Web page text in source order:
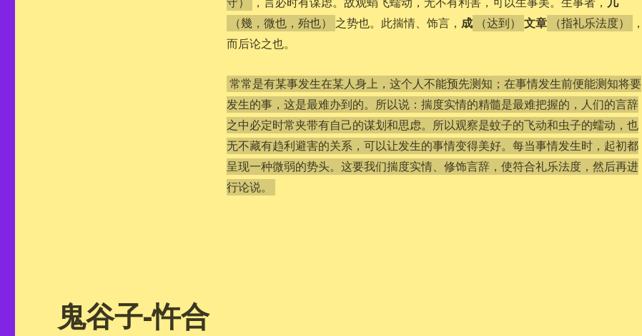
（幾，微也，殆也） 之势也。此揣情、饰言， 成 （达到） 文章 （指礼乐法度）
，
而后论之也。
常常是有某事发生在某人身上，这个人不能预先测知；在事情发生前便能测知将要
发生的事，这是最难办到的。所以说：揣度实情的精髓是最难把握的，人们的言辞
之中必定时常夹带有自己的谋划和思虑。所以观察是蚊子的飞动和虫子的蠕动，也
无不藏有趋利避害的关系，可以让发生的事情变得美好。每当事情发生时，起初都
呈现一种微弱的势头。这要我们揣度实情、修饰言辞，使符合礼乐法度，然后再进
行论说。
鬼谷子-忤合